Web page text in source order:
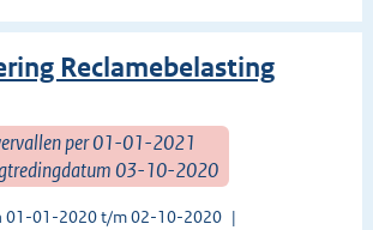
Reclamebelasting
per 01-01-2021
03-10-2020
01-01-2020 t/m 02-10-2020